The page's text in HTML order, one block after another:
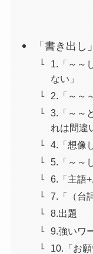
「書き出し
1.「～～
ない」
2.「～～
3.「～～
れは間違
4.「想像
5.「～～
6.「主語+
7.「（台
8.出題
9.強いワ
10.「お願